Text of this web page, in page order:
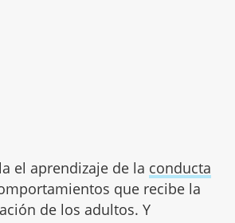
el aprendizaje de la conducta
que recibe la
de los adultos. Y